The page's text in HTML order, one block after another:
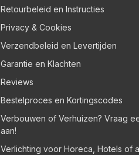
Retourbeleid en Instructies
Privacy & Cookies
Verzendbeleid en Levertijden
Garantie en Klachten
Reviews
Bestelproces en Kortingscodes
Verbouwen of Verhuizen? Vraag
aan!
Verlichting voor Horeca, Hotels of